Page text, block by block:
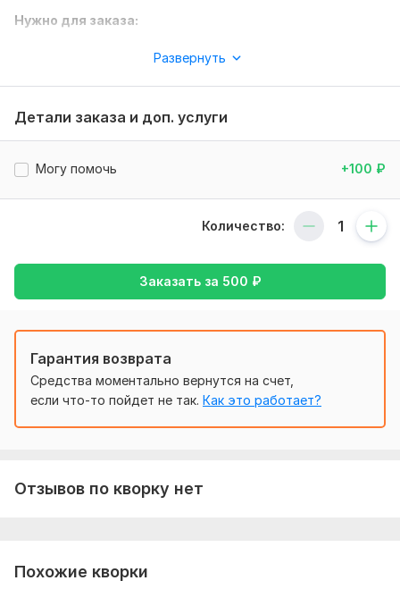
Нужно для заказа:
... ... ... ... ... ... ... ... ... ... ... ... ... ... ... . .
Анализ ключевых слов
Срок выполнения:
Развернуть
Детали заказа и доп. услуги
Могу помочь +100 ₽
Количество:
Заказать за 500 ₽
Гарантия возврата
Средства моментально вернутся на счет,
если что-то пойдет не так. Как это работает?
Отзывов по кворку нет
Похожие кворки